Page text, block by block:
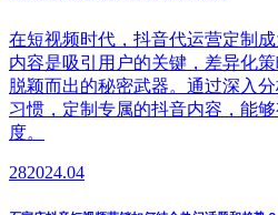
在短视频时代，抖音代运营定制
内容是吸引用户的关键，差异化
脱颖而出的秘密武器。通过深入
习惯，定制专属的抖音内容，能
度。
282024.04